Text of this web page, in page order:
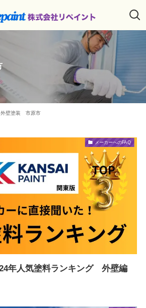
外壁塗装 市原市
メーカーへのFAQ
年人気塗料ランキング 外壁編